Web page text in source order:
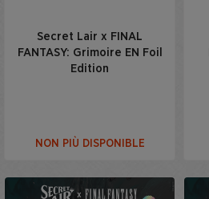
Secret Lair x FINAL
FANTASY: Grimoire EN Foil
Edition
NON PIÙ DISPONIBLE